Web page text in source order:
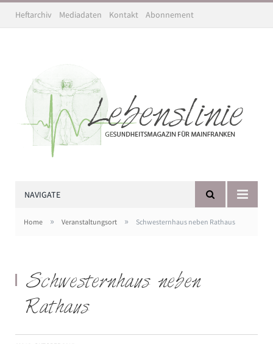
Heftarchiv Mediadaten Kontakt Abonnement
NAVIGATE
Home » Veranstaltungsort » Schwesternhaus neben Rathaus
Schwesternhaus neben
Rathaus